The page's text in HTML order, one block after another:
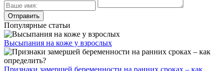
Популярные статьи
Высыпания на коже у взрослых
Признаки замершей беременности на ранних сроках – как